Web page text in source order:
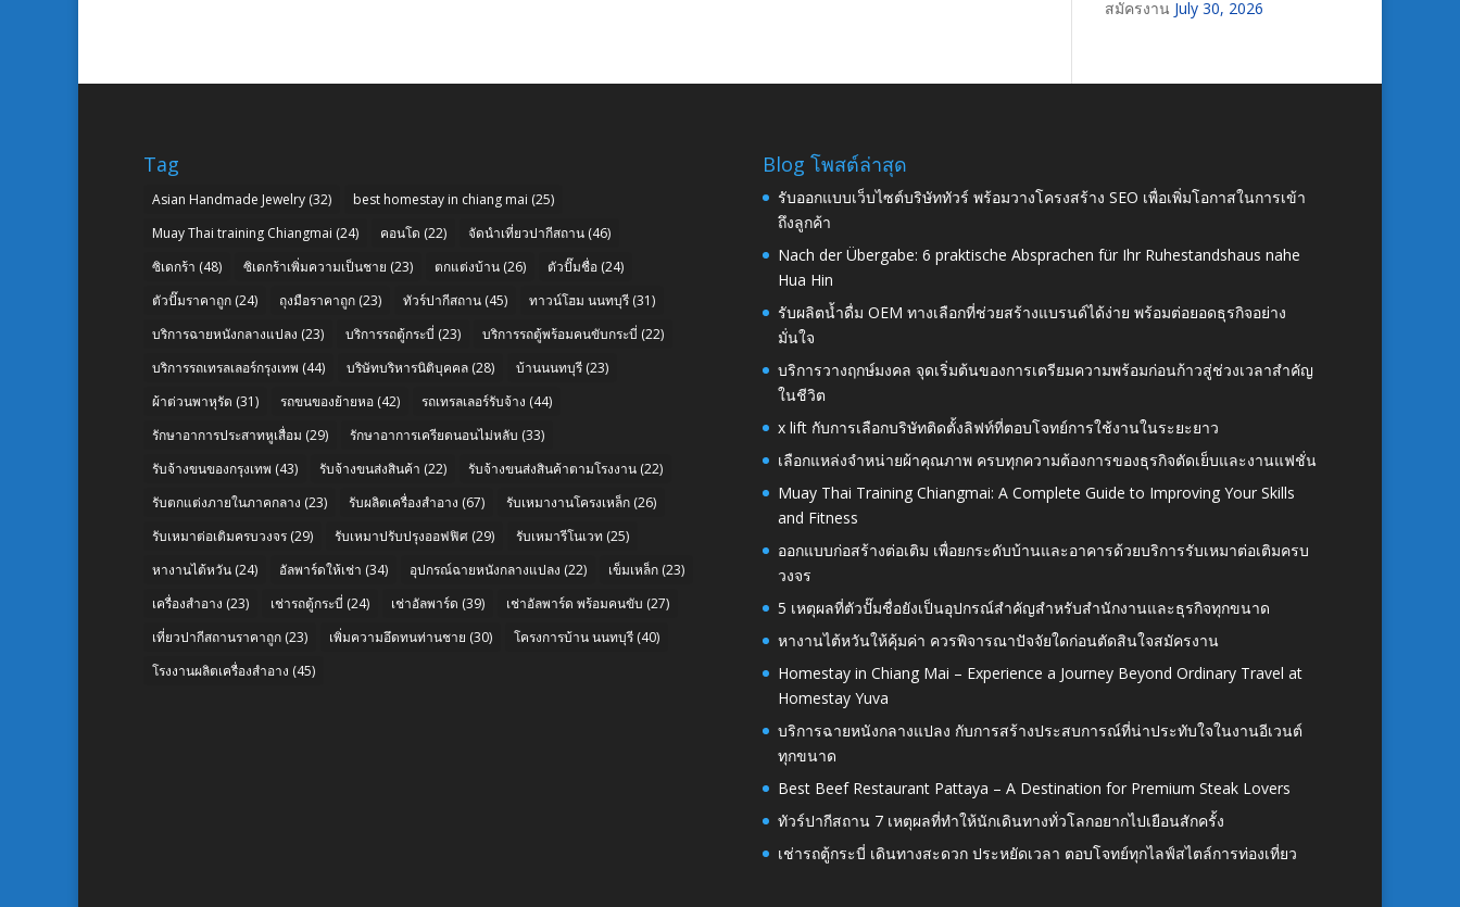
สมัครงาน July 30, 2026
Tag
Asian Handmade Jewelry (32) best homestay in chiang mai (25)
Muay Thai training Chiangmai (24) คอนโด (22) จัดนำเที่ยวปากีสถาน (46)
ซิเดกร้า (48) ซิเดกร้าเพิ่มความเป็นชาย (23) ตกแต่งบ้าน (26) ตัวปั๊มชื่อ (24)
ตัวปั๊มราคาถูก (24) ถุงมือราคาถูก (23) ทัวร์ปากีสถาน (45) ทาวน์โฮม นนทบุรี (31)
บริการฉายหนังกลางแปลง (23) บริการรถตู้กระบี่ (23) บริการรถตู้พร้อมคนขับกระบี่ (22)
บริการรถเทรลเลอร์กรุงเทพ (44) บริษัทบริหารนิติบุคคล (28) บ้านนนทบุรี (23)
ผ้าต่วนพาหุรัด (31) รถขนของย้ายหอ (42) รถเทรลเลอร์รับจ้าง (44)
รักษาอาการประสาทหูเสื่อม (29) รักษาอาการเครียดนอนไม่หลับ (33)
รับจ้างขนของกรุงเทพ (43) รับจ้างขนส่งสินค้า (22) รับจ้างขนส่งสินค้าตามโรงงาน (22)
รับตกแต่งภายในภาคกลาง (23) รับผลิตเครื่องสำอาง (67) รับเหมางานโครงเหล็ก (26)
รับเหมาต่อเติมครบวงจร (29) รับเหมาปรับปรุงออฟฟิศ (29) รับเหมารีโนเวท (25)
หางานไต้หวัน (24) อัลพาร์ดให้เช่า (34) อุปกรณ์ฉายหนังกลางแปลง (22) เข็มเหล็ก (23)
เครื่องสำอาง (23) เช่ารถตู้กระบี่ (24) เช่าอัลพาร์ด (39) เช่าอัลพาร์ด พร้อมคนขับ (27)
เที่ยวปากีสถานราคาถูก (23) เพิ่มความอึดทนท่านชาย (30) โครงการบ้าน นนทบุรี (40)
โรงงานผลิตเครื่องสำอาง (45)
Blog โพสต์ล่าสุด
รับออกแบบเว็บไซต์บริษัททัวร์ พร้อมวางโครงสร้าง SEO เพื่อเพิ่มโอกาสในการเข้า
ถึงลูกค้า
Nach der Übergabe: 6 praktische Absprachen für Ihr Ruhestandshaus nahe
Hua Hin
รับผลิตน้ำดื่ม OEM ทางเลือกที่ช่วยสร้างแบรนด์ได้ง่าย พร้อมต่อยอดธุรกิจอย่าง
มั่นใจ
บริการวางฤกษ์มงคล จุดเริ่มต้นของการเตรียมความพร้อมก่อนก้าวสู่ช่วงเวลาสำคัญ
ในชีวิต
x lift กับการเลือกบริษัทติดตั้งลิฟท์ที่ตอบโจทย์การใช้งานในระยะยาว
เลือกแหล่งจำหน่ายผ้าคุณภาพ ครบทุกความต้องการของธุรกิจตัดเย็บและงานแฟชั่น
Muay Thai Training Chiangmai: A Complete Guide to Improving Your Skills
and Fitness
ออกแบบก่อสร้างต่อเติม เพื่อยกระดับบ้านและอาคารด้วยบริการรับเหมาต่อเติมครบ
วงจร
5 เหตุผลที่ตัวปั๊มชื่อยังเป็นอุปกรณ์สำคัญสำหรับสำนักงานและธุรกิจทุกขนาด
หางานไต้หวันให้คุ้มค่า ควรพิจารณาปัจจัยใดก่อนตัดสินใจสมัครงาน
Homestay in Chiang Mai – Experience a Journey Beyond Ordinary Travel at
Homestay Yuva
บริการฉายหนังกลางแปลง กับการสร้างประสบการณ์ที่น่าประทับใจในงานอีเวนต์
ทุกขนาด
Best Beef Restaurant Pattaya – A Destination for Premium Steak Lovers
ทัวร์ปากีสถาน 7 เหตุผลที่ทำให้นักเดินทางทั่วโลกอยากไปเยือนสักครั้ง
เช่ารถตู้กระบี่ เดินทางสะดวก ประหยัดเวลา ตอบโจทย์ทุกไลฟ์สไตล์การท่องเที่ยว